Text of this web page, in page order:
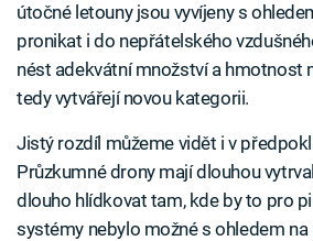
útočné letouny jsou vyvíjeny s
pronikat i do nepřátelského
nést adekvátní množství a hmotnost
tedy vytvářejí novou kategorii.
Jistý rozdíl můžeme vidět i v
Průzkumné drony mají dlouhou
dlouho hlídkovat tam, kde by to pro
systémy nebylo možné s ohledem na